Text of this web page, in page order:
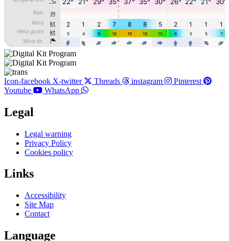
Icon-facebook X-twitter Threads instagram
Pinterest
Youtube
WhatsApp
Legal
Main
Menu
Legal warning
Privacy Policy
Cookies policy
Links
Main
Menu
Accessibility
Site Map
Contact
Language